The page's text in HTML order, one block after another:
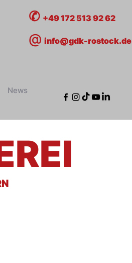
✆ +49 172 513 92 62
@ info@gdk-rostock.de
News